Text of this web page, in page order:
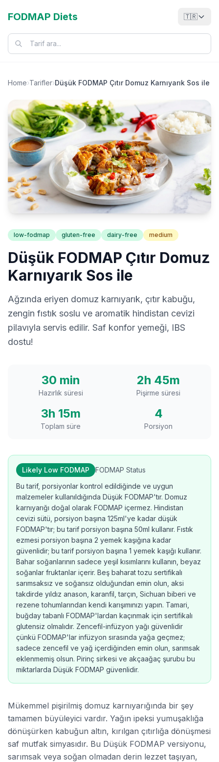
FODMAP Diets 🇹🇷
Home›Tarifler›Düşük FODMAP Çıtır Domuz Karnıyarık Sos ile
low-fodmap gluten-free dairy-free medium
Düşük FODMAP Çıtır Domuz
Karnıyarık Sos ile
Ağzında eriyen domuz karnıyarık, çıtır kabuğu,
zengin fıstık soslu ve aromatik hindistan cevizi
pilavıyla servis edilir. Saf konfor yemeği, IBS
dostu!
30 min
Hazırlık süresi
2h 45m
Pişirme süresi
3h 15m
Toplam süre
4
Porsiyon
Likely Low FODMAP
FODMAP Status
Bu tarif, porsiyonlar kontrol edildiğinde ve uygun
malzemeler kullanıldığında Düşük FODMAP'tır. Domuz
karnıyarığı doğal olarak FODMAP içermez. Hindistan
cevizi sütü, porsiyon başına 125ml'ye kadar düşük
FODMAP'tır; bu tarif porsiyon başına 50ml kullanır. Fıstık
ezmesi porsiyon başına 2 yemek kaşığına kadar
güvenlidir; bu tarif porsiyon başına 1 yemek kaşığı kullanır.
Bahar soğanlarının sadece yeşil kısımlarını kullanın, beyaz
soğanlar fruktanlar içerir. Beş baharat tozu sertifikalı
sarımsaksız ve soğansız olduğundan emin olun, aksi
takdirde yıldız anason, karanfil, tarçın, Sichuan biberi ve
rezene tohumlarından kendi karışımınızı yapın. Tamari,
buğday tabanlı FODMAP'lardan kaçınmak için sertifikalı
glutensiz olmalıdır. Zencefil-infüzyon yağı güvenlidir
çünkü FODMAP'lar infüzyon sırasında yağa geçmez;
sadece zencefil ve yağ içerdiğinden emin olun, sarımsak
eklenmemiş olsun. Pirinç sirkesi ve akçaağaç şurubu bu
miktarlarda Düşük FODMAP güvenlidir.
Mükemmel pişirilmiş domuz karnıyarığında bir şey
tamamen büyüleyici vardır. Yağın ipeksi yumuşaklığa
dönüşürken kabuğun altın, kırılgan çıtırlığa dönüşmesi
saf mutfak simyasıdır. Bu Düşük FODMAP versiyonu,
sarımsak veya soğan olmadan derin lezzet taşıyan,